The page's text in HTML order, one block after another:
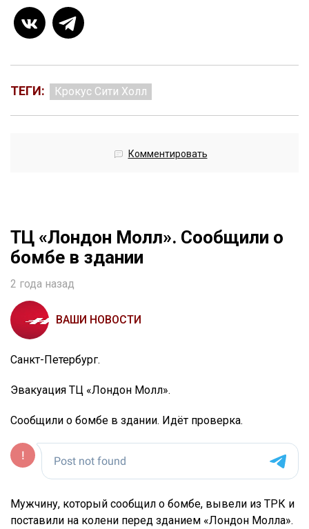
ТЕГИ: Крокус Сити Холл
Комментировать
ТЦ «Лондон Молл». Сообщили о
бомбе в здании
2 года назад
ВАШИ НОВОСТИ
Санкт-Петербург.
Эвакуация ТЦ «Лондон Молл».
Сообщили о бомбе в здании. Идёт проверка.
Мужчину, который сообщил о бомбе, вывели из ТРК и
поставили на колени перед зданием «Лондон Молла».